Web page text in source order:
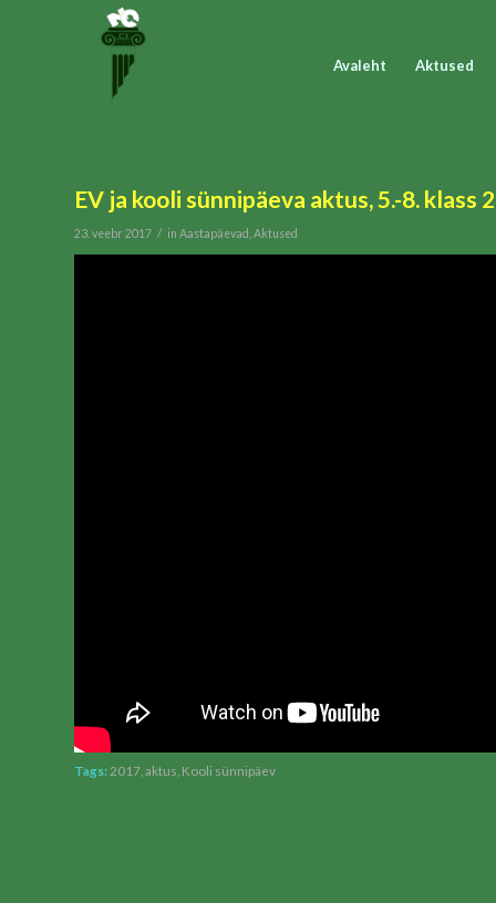
Avaleht Aktused
EV ja kooli sünnipäeva aktus, 5.-8. klass
23. veebr 2017 / in Aastapäevad Aktused
Tags: 2017 aktus Kooli sünnipäev